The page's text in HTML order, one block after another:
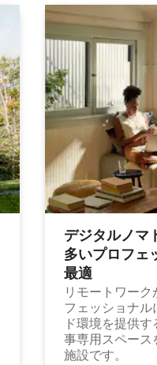
デジタルノマ
多⁠いプ⁠ロ⁠フ⁠ェ⁠
最⁠適
リモートワーク
フェッショナル
ド環境を提供
事専用スペース
施設です。